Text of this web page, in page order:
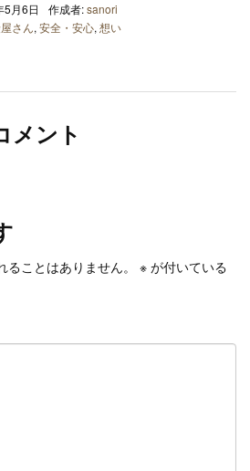
5月6日 作成者:sanori
さん, 安全・安心, 想い
メント
ことはありません。 ※ が付いている